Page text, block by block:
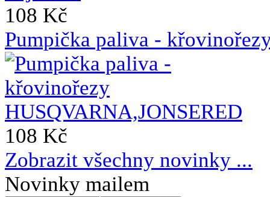
108 Kč
Pumpička paliva -
108 Kč
Zobrazit všechny novinky ...
Novinky mailem